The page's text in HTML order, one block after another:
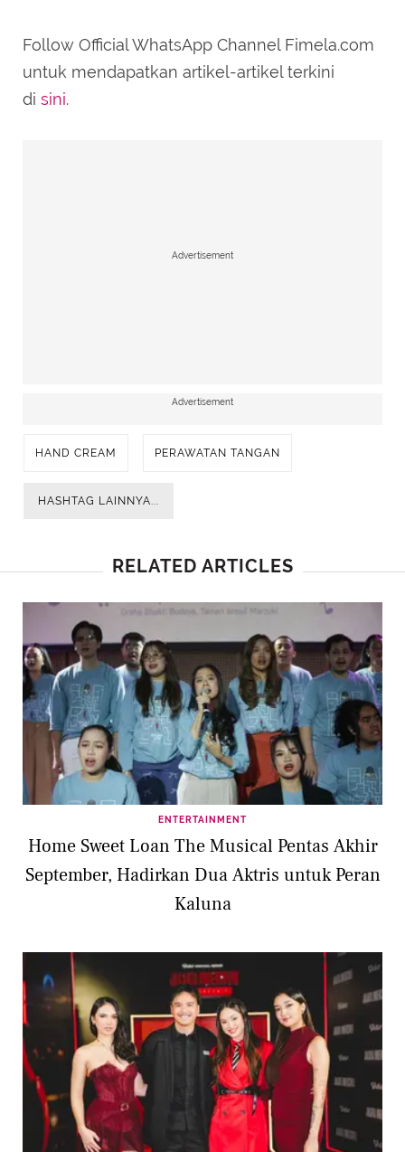
Follow Official WhatsApp Channel Fimela.com
untuk mendapatkan artikel-artikel terkini
di sini.
Advertisement
Advertisement
HAND CREAM PERAWATAN TANGAN
HASHTAG LAINNYA...
RELATED ARTICLES
ENTERTAINMENT
Home Sweet Loan The Musical Pentas Akhir
September, Hadirkan Dua Aktris untuk Peran
Kaluna